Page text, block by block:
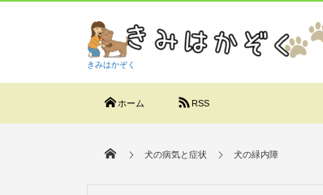
きみはかぞく
ホーム RSS
犬の病気と症状 犬の緑内障